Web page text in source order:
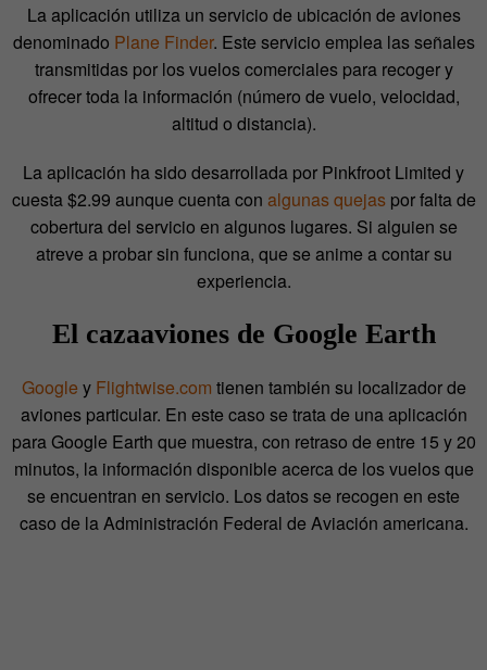
La aplicación utiliza un servicio de ubicación de aviones
denominado Plane Finder. Este servicio emplea las señales
transmitidas por los vuelos comerciales para recoger y
ofrecer toda la información (número de vuelo, velocidad,
altitud o distancia).
La aplicación ha sido desarrollada por Pinkfroot Limited y
cuesta $2.99 aunque cuenta con algunas quejaspor falta de
cobertura del servicio en algunos lugares. Si alguien se
atreve a probar sin funciona, que se anime a contar su
experiencia.
El cazaaviones de Google Earth
Google y Flightwise.com tienen también su localizador de
aviones particular. En este caso se trata de una aplicación
para Google Earth que muestra, con retraso de entre 15 y 20
minutos, la información disponible acerca de los vuelos que
se encuentran en servicio. Los datos se recogen en este
caso de la Administración Federal de Aviación americana.